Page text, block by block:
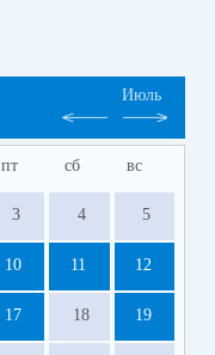
Июль
пт сб вс
3 4 5
10 11 12
17 18 19